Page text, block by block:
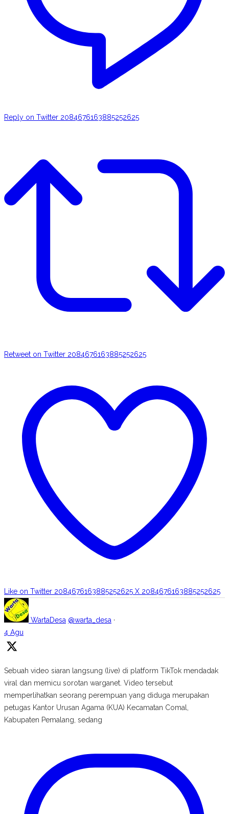
Reply on Twitter 2084676163885252625
Retweet on Twitter 2084676163885252625
Like on Twitter 2084676163885252625 X 2084676163885252625
WartaDesa @warta_desa ·
4 Agu
Sebuah video siaran langsung (live) di platform TikTok mendadak
viral dan memicu sorotan warganet. Video tersebut
memperlihatkan seorang perempuan yang diduga merupakan
petugas Kantor Urusan Agama (KUA) Kecamatan Comal,
Kabupaten Pemalang, sedang